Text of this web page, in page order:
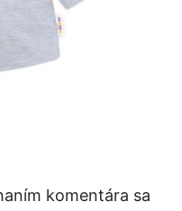
komentára sa